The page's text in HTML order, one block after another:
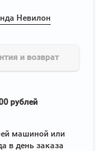
Невилон
и возврат
рублей
машиной или
в день заказа